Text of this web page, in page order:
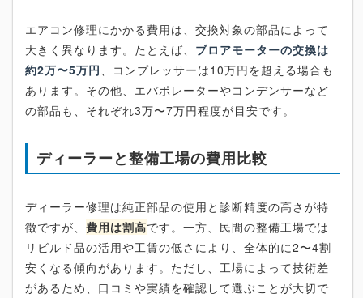
エアコン修理にかかる費用は、交換対象の部品によって
大きく異なります。たとえば、 ブロアモーターの交換は
約2万〜5万円 、コンプレッサーは10万円を超える場合も
あります。その他、エバポレーターやコンデンサーなど
の部品も、それぞれ3万〜7万円程度が目安です。
ディーラーと整備工場の費用比較
ディーラー修理は純正部品の使用と診断精度の高さが特
徴ですが、 費用は割高です。一方、民間の整備工場では
リビルド品の活用や工賃の低さにより、全体的に2〜4割
安くなる傾向があります。ただし、工場によって技術差
があるため、口コミや実績を確認して選ぶことが大切で